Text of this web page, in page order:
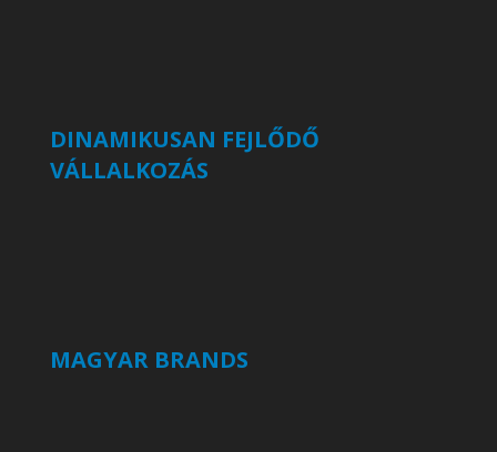
DINAMIKUSAN FEJLŐDŐ
VÁLLALKOZÁS
MAGYAR BRANDS